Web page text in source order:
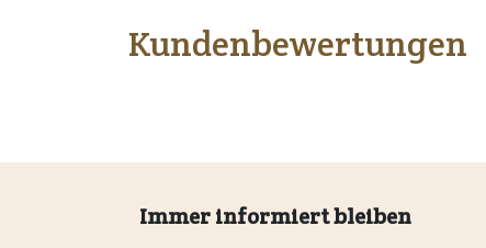
Kundenbewertungen
Immer informiert bleiben